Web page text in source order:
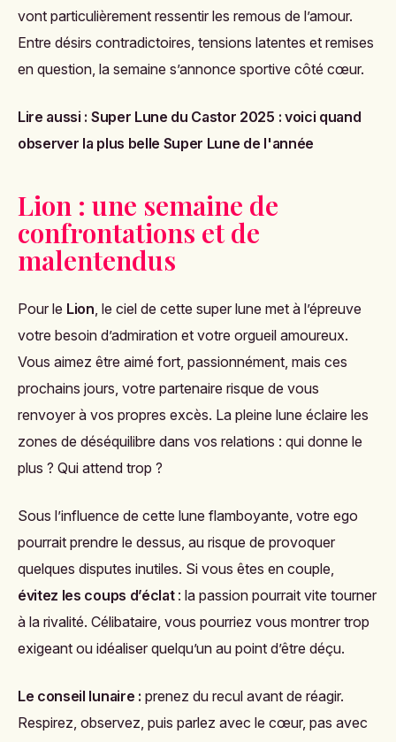
vont particulièrement ressentir les remous de l’amour.
Entre désirs contradictoires, tensions latentes et remises
en question, la semaine s’annonce sportive côté cœur.
Lire aussi : Super Lune du Castor 2025 : voici quand
observer la plus belle Super Lune de l'année
Lion : une semaine de
confrontations et de
malentendus
Pour le Lion, le ciel de cette super lune met à l’épreuve
votre besoin d’admiration et votre orgueil amoureux.
Vous aimez être aimé fort, passionnément, mais ces
prochains jours, votre partenaire risque de vous
renvoyer à vos propres excès. La pleine lune éclaire les
zones de déséquilibre dans vos relations : qui donne le
plus ? Qui attend trop ?
Sous l’influence de cette lune flamboyante, votre ego
pourrait prendre le dessus, au risque de provoquer
quelques disputes inutiles. Si vous êtes en couple,
évitez les coups d’éclat: la passion pourrait vite tourner
à la rivalité. Célibataire, vous pourriez vous montrer trop
exigeant ou idéaliser quelqu’un au point d’être déçu.
Le conseil lunaire : prenez du recul avant de réagir.
Respirez, observez, puis parlez avec le cœur, pas avec